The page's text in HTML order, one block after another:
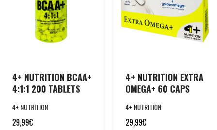
4+ NUTRITION BCAA+
4:1:1 200 TABLETS
4+ NUTRITION
29,99€
4+ NUTRITION EXTRA
OMEGA+ 60 CAPS
4+ NUTRITION
29,99€